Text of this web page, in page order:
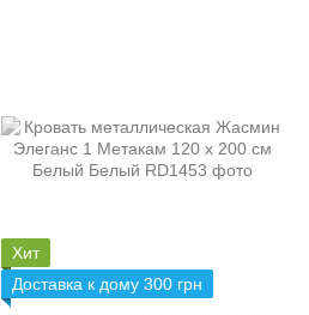
Хит
Доставка к дому 300 грн